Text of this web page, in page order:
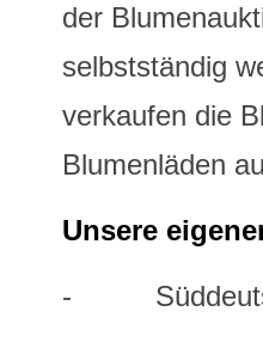
der
selbstständig
verkaufen die
Blumenläden
Unsere
-